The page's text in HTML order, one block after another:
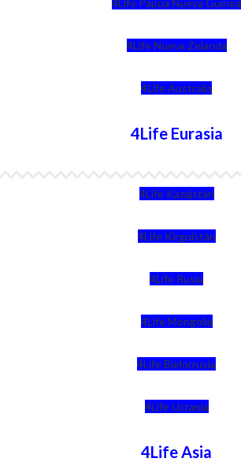
4Life Papúa Nueva Guinea
4Life Nueva Zelanda
4Life Australia
4Life Eurasia
4Life Kazajstán
4Life Kirguistán
4Life Rusia
4Life Mongolia
4Life Bielorrusia
4Life Ucrania
4Life Asia